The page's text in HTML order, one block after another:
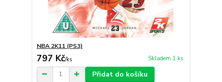
NBA 2K11 (PS3)
797 Kč/ks Skladem 1 ks
Přidat do košíku